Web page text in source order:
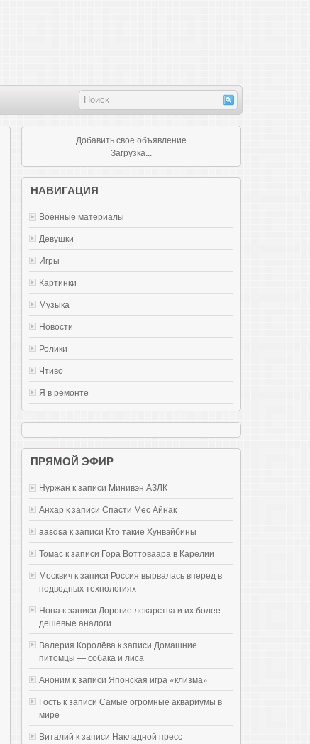
Добавить свое объявление
Загрузка...
НАВИГАЦИЯ
Военные материалы
Девушки
Игры
Картинки
Музыка
Новости
Ролики
Чтиво
Я в ремонте
ПРЯМОЙ ЭФИР
Нуржан к записи Mинивэн АЗЛК
Анхар к записи Спасти Мес Айнак
aasdsa к записи Кто такие Хунвэйбины
Томас к записи Гора Воттоваара в Карелии
Москвич к записи Россия вырвалась вперед в
подводных технологиях
Нона к записи Дорогие лекарства и их более
дешевые аналоги
Валерия Королёва к записи Домашние
питомцы — собака и лиса
Аноним к записи Японская игра «клизма»
Гость к записи Самые огромные аквариумы в
мире
Виталий к записи Накладной пресс